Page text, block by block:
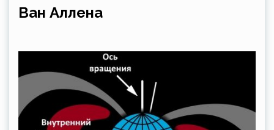
Ван Аллена